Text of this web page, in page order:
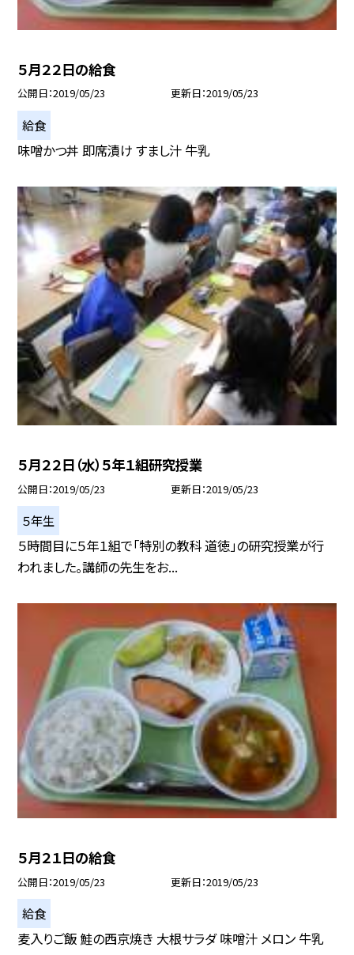
５月２２日の給食
公開日 2019/05/23 更新日 2019/05/23
給食
味噌かつ丼 即席漬け すまし汁 牛乳
５月２２日（水）５年１組研究授業
公開日 2019/05/23 更新日 2019/05/23
５年生
５時間目に５年１組で「特別の教科 道徳」の研究授業が行
われました。講師の先生をお...
５月２１日の給食
公開日 2019/05/23 更新日 2019/05/23
給食
麦入りご飯 鮭の西京焼き 大根サラダ 味噌汁 メロン 牛乳